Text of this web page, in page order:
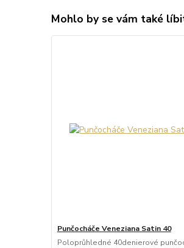
Mohlo by se vám také
Punčocháče Veneziana Satin 40
Poloprůhledné 40denierové